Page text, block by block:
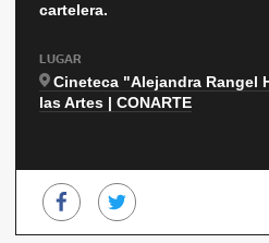
cartelera.
LUGAR
Cineteca "Alejandra Rangel
las Artes | CONARTE